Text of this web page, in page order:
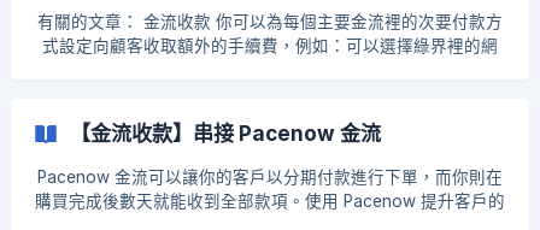
式」選擇第一個選項 1.1.3 儲存。完成。[如何新
有關的文章： 金流收款 你可以為每個主要金流裡的次要付款方
式設定向顧客收取額外的手續費，例如：可以選擇綠界裡的網
→ 選擇想要使用的金流方式 這裡會以綠界金流作為參考例子。
拉倒下方「新增/刪除金流選項」處 → 點擊筆狀按鈕
【金流收款】串接 Pacenow 金流
Pacenow 金流可以讓你的客戶以分期付款進行下單，而你則在
購買完成後數天就能收到全部款項。使用 Pacenow 提升客戶的